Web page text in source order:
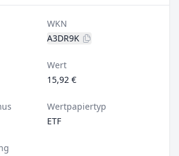
WKN
A3DR9K
Wert
15,92 €
Wertpapiertyp
ETF